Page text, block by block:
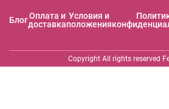
БлогОплата и
доставка
Условия и
положения
Copyright All rights reserved